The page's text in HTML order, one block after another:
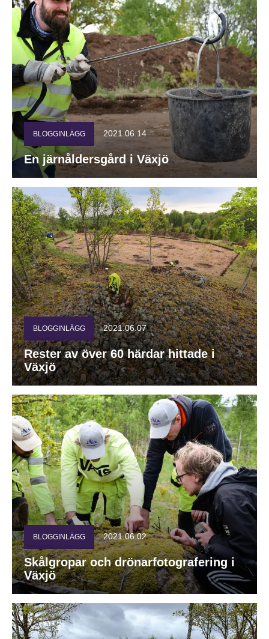
BLOGGINLÄGG 2021.06.14
En järnåldersgård i Växjö
BLOGGINLÄGG 2021.06.07
Rester av över 60 härdar hittade i
Växjö
BLOGGINLÄGG 2021.06.02
Skålgropar och drönarfotografering i
Växjö